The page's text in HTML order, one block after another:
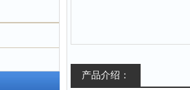
产品介绍：